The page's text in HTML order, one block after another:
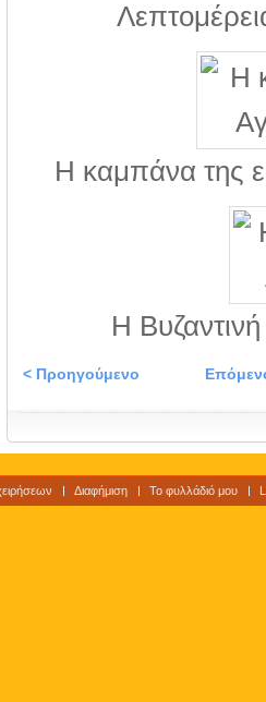
Η καμπάνα της
Η
< Προηγούμενο
Διαφήμιση Το φυλλάδιό μου